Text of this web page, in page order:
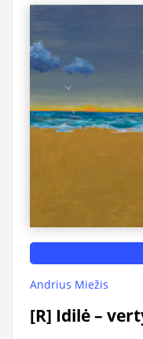
Andrius Miežis
[R] Idilė –